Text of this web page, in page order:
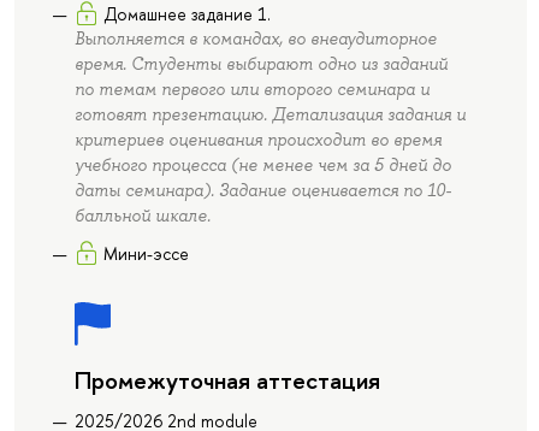
Домашнее задание 1.
Выполняется в командах, во внеаудиторное
время. Студенты выбирают одно из заданий
по темам первого или второго семинара и
готовят презентацию. Детализация задания и
критериев оценивания происходит во время
учебного процесса (не менее чем за 5 дней до
даты семинара). Задание оценивается по 10-
балльной шкале.
Мини-эссе
Промежуточная аттестация
2025/2026 2nd module